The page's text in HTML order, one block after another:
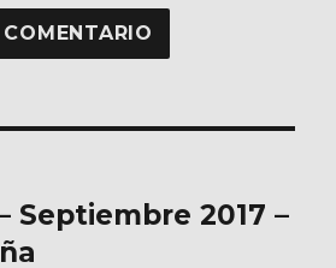
Septiembre 2017 –